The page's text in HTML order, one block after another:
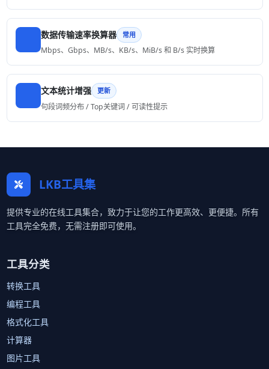
数据传输速率换算器 常用
Mbps、Gbps、MB/s、KB/s、MiB/s 和 B/s 实时换算
文本统计增强 更新
句段词频分布 / Top关键词 / 可读性提示
LKB工具集
提供专业的在线工具集合，致力于让您的工作更高效、更便捷。所有
工具完全免费，无需注册即可使用。
工具分类
转换工具
编程工具
格式化工具
计算器
图片工具